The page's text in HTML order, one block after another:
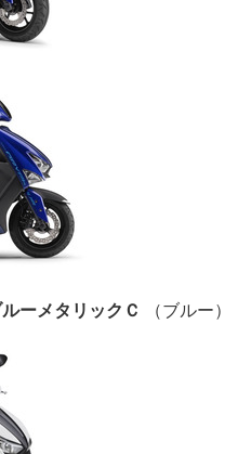
ーメタリックＣ （ブルー）